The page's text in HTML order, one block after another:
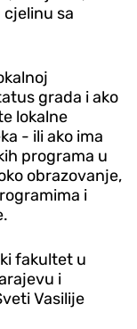
sa
grada i ako
lokalne
- ili ako ima
programa u
obrazovanje,
i
fakultet u
i
Vasilije